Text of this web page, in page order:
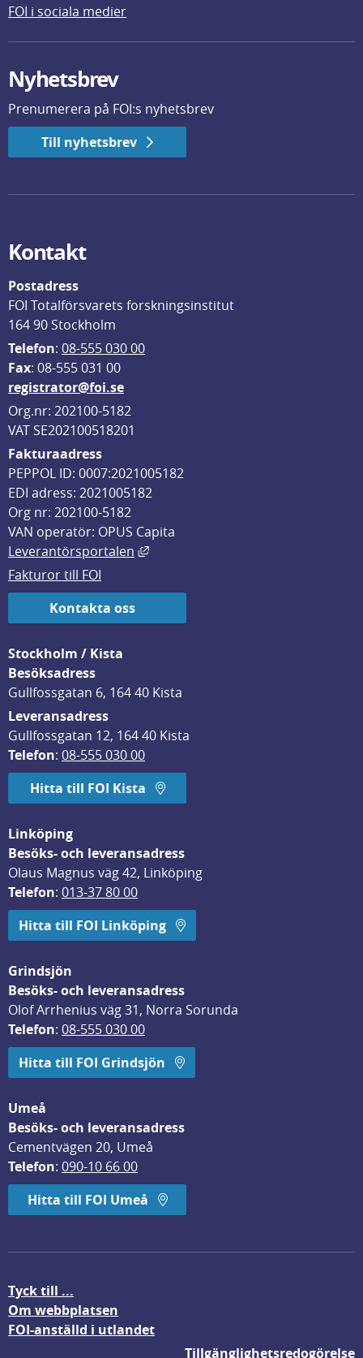
FOI i sociala medier
Nyhetsbrev
Prenumerera på FOI:s nyhetsbrev
Till nyhetsbrev
Kontakt
Postadress
FOI Totalförsvarets forskningsinstitut
164 90 Stockholm
Telefon: 08-555 030 00
Fax: 08-555 031 00
registrator@foi.se
Org.nr: 202100-5182
VAT SE202100518201
Fakturaadress
PEPPOL ID: 0007:2021005182
EDI adress: 2021005182
Org nr: 202100-5182
VAN operatör: OPUS Capita
Leverantörsportalen
Länk till annan webbplats, öppnas
Fakturor till FOI
Kontakta oss
Stockholm / Kista
Besöksadress
Gullfossgatan 6, 164 40 Kista
Leveransadress
Gullfossgatan 12, 164 40 Kista
Telefon: 08-555 030 00
Hitta till FOI Kista
Linköping
Besöks- och leveransadress
Olaus Magnus väg 42, Linköping
Telefon: 013-37 80 00
Hitta till FOI Linköping
Grindsjön
Besöks- och leveransadress
Olof Arrhenius väg 31, Norra Sorunda
Telefon: 08-555 030 00
Hitta till FOI Grindsjön
Umeå
Besöks- och leveransadress
Cementvägen 20, Umeå
Telefon: 090-10 66 00
Hitta till FOI Umeå
Tyck till ...
Om webbplatsen
FOI-anställd i utlandet
Tillgänglighetsredogörelse